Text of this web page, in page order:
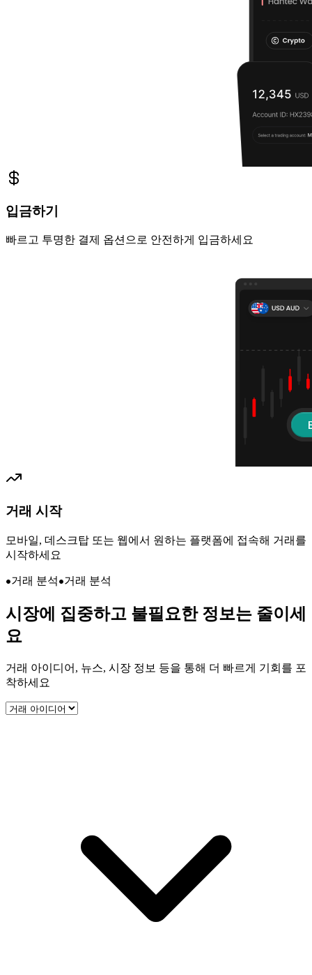
입금하기
빠르고 투명한 결제 옵션으로 안전하게 입금하세요
거래 시작
모바일, 데스크탑 또는 웹에서 원하는 플랫폼에 접속해 거래를
시작하세요
거래 분석 거래 분석
시장에 집중하고 불필요한 정보는 줄이세
요
거래 아이디어, 뉴스, 시장 정보 등을 통해 더 빠르게 기회를 포
착하세요